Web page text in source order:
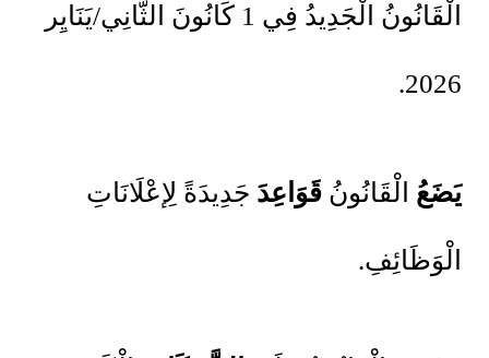
الْقَانُونُ الْجَدِيدُ فِي 1 كَانُونَ الثَّانِي/يَنَايِر
2026.
يَضَعُ الْقَانُونُ قَوَاعِدَ جَدِيدَةً لِإعْلَانَاتِ
الْوَظَائِفِ.